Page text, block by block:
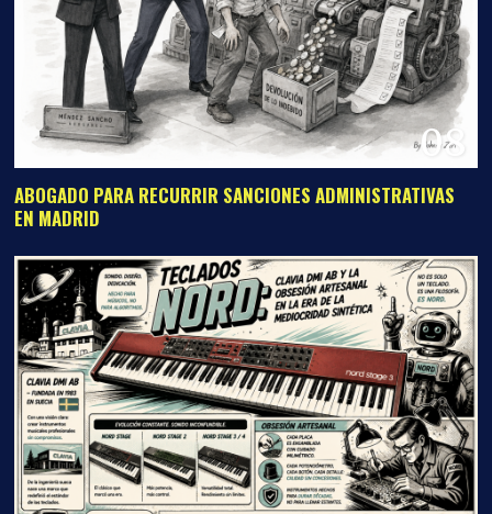
08
ABOGADO PARA RECURRIR SANCIONES ADMINISTRATIVAS
EN MADRID